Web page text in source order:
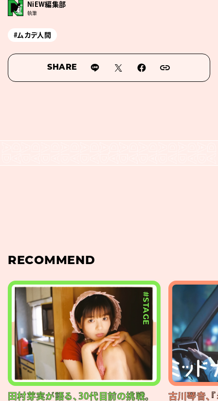
NiEW編集部
執筆
#ムカデ人間
SHARE
RECOMMEND
#STAGE
田村芽実が語る、30代目前の挑戦。
古川琴音、